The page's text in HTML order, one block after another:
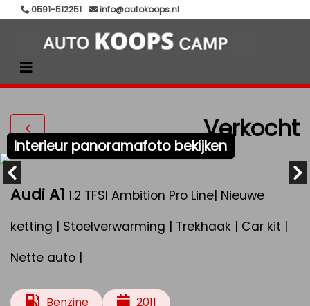
0591-512251 info@autokoops.nl
Verkocht
Interieur panoramafoto bekijken
Audi A1 1.2 TFSI Ambition Pro Line| Nieuwe
ketting | Stoelverwarming | Trekhaak | Car kit |
Nette auto |
Benzine
2011